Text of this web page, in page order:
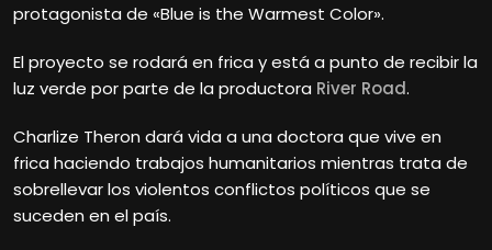
protagonista de «Blue is the Warmest Color».
El proyecto se rodará en frica y está a punto de recibir la
luz verde por parte de la productora River Road.
Charlize Theron dará vida a una doctora que vive en
frica haciendo trabajos humanitarios mientras trata de
sobrellevar los violentos conflictos políticos que se
suceden en el país.